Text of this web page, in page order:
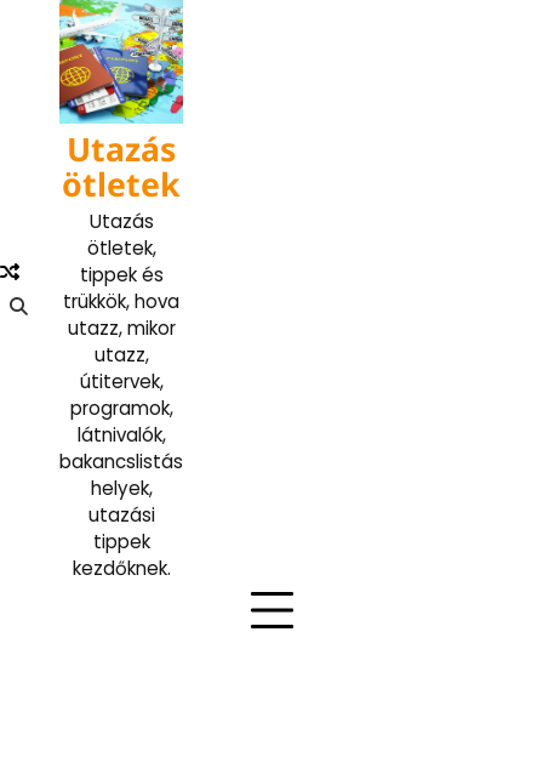
content
Utazás
ötletek
Utazás
ötletek,
tippek és
trükkök, hova
utazz, mikor
utazz,
útitervek,
programok,
látnivalók,
bakancslistás
helyek,
utazási
tippek
kezdőknek.